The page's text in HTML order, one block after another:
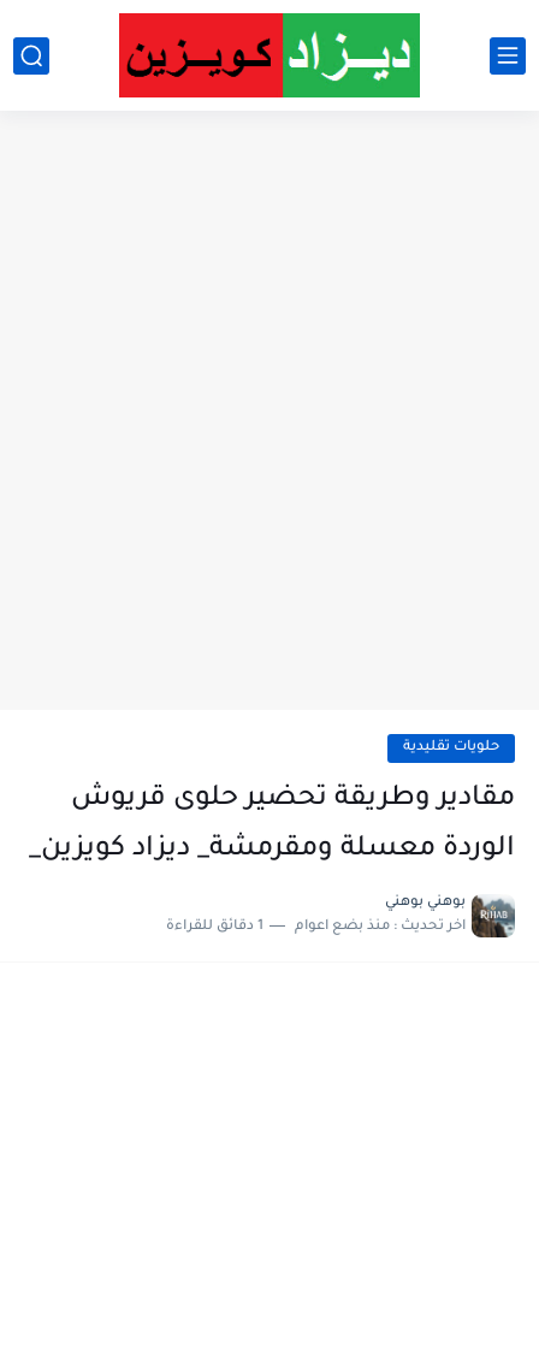
حلويات تقليدية
مقادير وطريقة تحضير حلوى قريوش
الوردة معسلة ومقرمشة_ ديزاد كويزين_
بوهني بوهني
اخر تحديث : منذ بضع اعوام 1 دقائق للقراءة